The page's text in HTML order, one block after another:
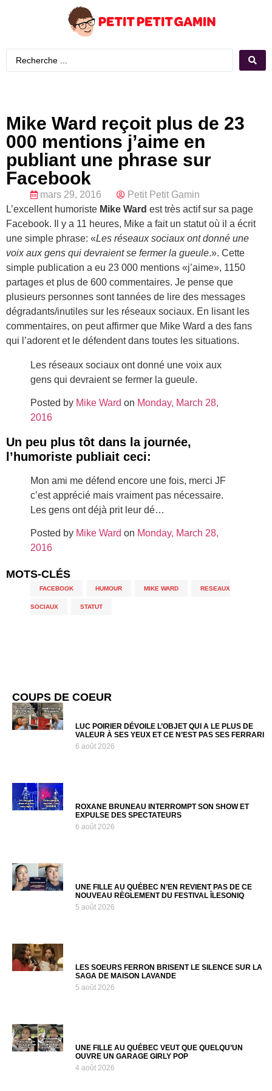
Mike Ward reçoit plus de 23
000 mentions j’aime en
publiant une phrase sur
Facebook
mars 29, 2016
Petit Petit Gamin
L’excellent humoriste Mike Ward est très actif sur sa page
Facebook. Il y a 11 heures, Mike a fait un statut où il a écrit
une simple phrase: «Les réseaux sociaux ont donné une
voix aux gens qui devraient se fermer la gueule.». Cette
simple publication a eu 23 000 mentions «j’aime», 1150
partages et plus de 600 commentaires. Je pense que
plusieurs personnes sont tannées de lire des messages
dégradants/inutiles sur les réseaux sociaux. En lisant les
commentaires, on peut affirmer que Mike Ward a des fans
qui l’adorent et le défendent dans toutes les situations.
Les réseaux sociaux ont donné une voix aux
gens qui devraient se fermer la gueule.
Posted by Mike Ward on Monday, March 28,
2016
Un peu plus tôt dans la journée,
l’humoriste publiait ceci:
Mon ami me défend encore une fois, merci JF
c’est apprécié mais vraiment pas nécessaire.
Les gens ont déjà prit leur dé…
Posted by Mike Ward on Monday, March 28,
2016
MOTS-CLÉS
FACEBOOK HUMOUR MIKE WARD RESEAUX
SOCIAUX STATUT
COUPS DE COEUR
LUC POIRIER DÉVOILE L’OBJET QUI A LE PLUS DE
VALEUR À SES YEUX ET CE N’EST PAS SES FERRARI
6 août 2026
ROXANE BRUNEAU INTERROMPT SON SHOW ET
EXPULSE DES SPECTATEURS
6 août 2026
UNE FILLE AU QUÉBEC N’EN REVIENT PAS DE CE
NOUVEAU RÈGLEMENT DU FESTIVAL ÎLESONIQ
5 août 2026
LES SOEURS FERRON BRISENT LE SILENCE SUR LA
SAGA DE MAISON LAVANDE
5 août 2026
UNE FILLE AU QUÉBEC VEUT QUE QUELQU’UN
OUVRE UN GARAGE GIRLY POP
4 août 2026